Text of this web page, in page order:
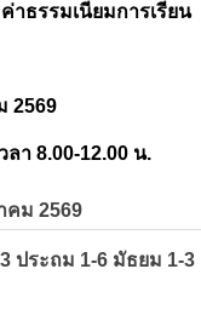
าธรรมเนียมการเรียน
2569
ลา 8.00-12.00 น.
คม 2569
ประถม 1-6 มัธยม 1-3